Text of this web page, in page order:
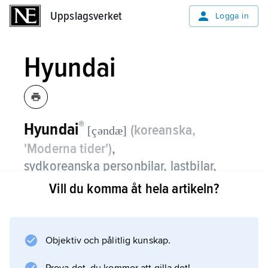
Uppslagsverket Logga in
Hyundai
Hyundai® [çəndæ] (koreanska,
'Moderna tider'),
sydkoreanska personbilar, lastbilar,
bussar och anläggningsmaskiner
Hyundai Motor Company är en del av ett
konglomerat av företag,
Vill du komma åt hela artikeln?
Objektiv och pålitlig kunskap.